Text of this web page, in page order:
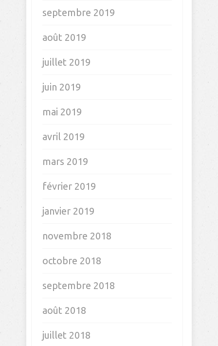
septembre 2019
août 2019
juillet 2019
juin 2019
mai 2019
avril 2019
mars 2019
février 2019
janvier 2019
novembre 2018
octobre 2018
septembre 2018
août 2018
juillet 2018